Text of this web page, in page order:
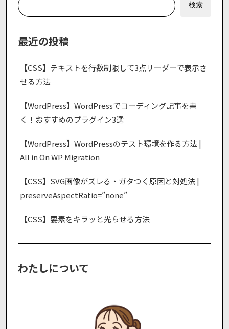
検索
最近の投稿
【CSS】テキストを行数制限して3点リーダーで表示さ
せる方法
【WordPress】WordPressでコーディング記事を書
く！おすすめのプラグイン3選
【WordPress】WordPressのテスト環境を作る方法 |
All in On WP Migration
【CSS】SVG画像がズレる・ガタつく原因と対処法 |
preserveAspectRatio=”none”
【CSS】要素をキラッと光らせる方法
わたしについて